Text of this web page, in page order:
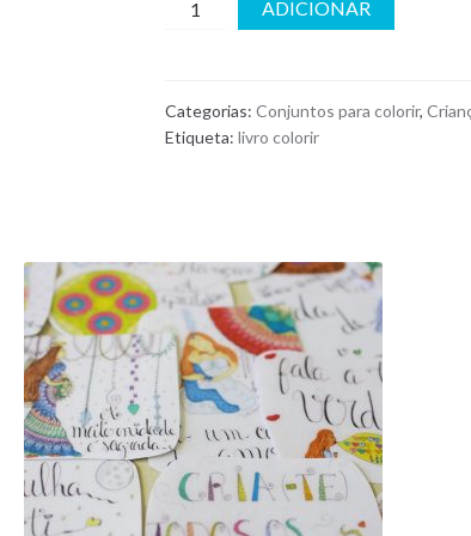
Grandes
Mestres
ADICIONAR
Categorias:Conjuntos para colorir,
Etiqueta:livro colorir